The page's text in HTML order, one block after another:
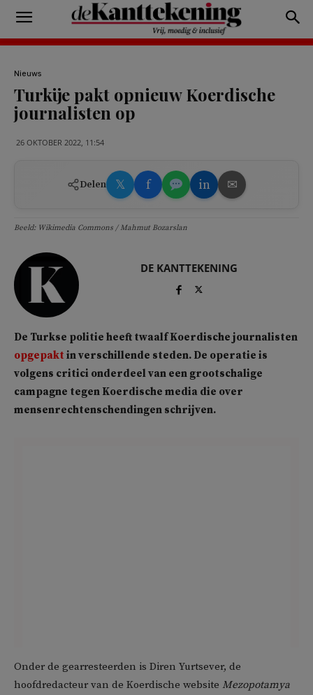
Nieuws
Turkije pakt opnieuw Koerdische
journalisten op
26 OKTOBER 2022, 11:54
Delen 𝕏 f in ✉
Beeld: Wikimedia Commons / Mahmut Bozarslan
DE KANTTEKENING
De Turkse politie heeft twaalf Koerdische journalisten
opgepakt in verschillende steden. De operatie is
volgens critici onderdeel van een grootschalige
campagne tegen Koerdische media die over
mensenrechtenschendingen schrijven.
Onder de gearresteerden is Diren Yurtsever, de
hoofdredacteur van de Koerdische website Mezopotamya